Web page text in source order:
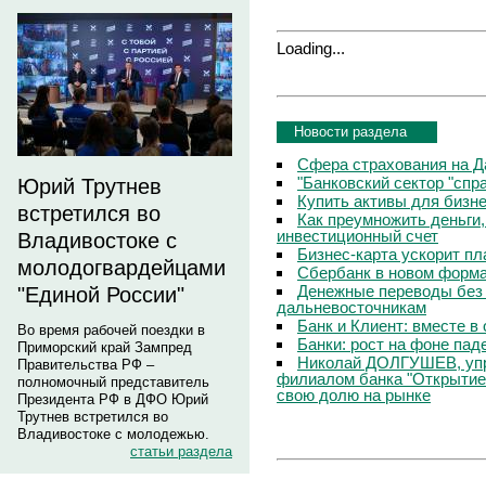
Юрий Трутнев
встретился во
Владивостоке с
молодогвардейцами
"Единой России"
Во время рабочей поездки в
Приморский край Зампред
Правительства РФ –
полномочный представитель
Президента РФ в ДФО Юрий
Трутнев встретился во
Владивостоке с молодежью.
статьи раздела
Loading...
Новости раздела
Сфера страхования на
"Банковский сектор
Купить активы для
Как преумножить
инвестиционный счет
Бизнес-карта ускорит
Сбербанк в новом
Денежные переводы без
дальневосточникам
Банк и Клиент: вместе в
Банки: рост на фоне
Николай ДОЛГУШЕВ,
филиалом банка
свою долю на рынке